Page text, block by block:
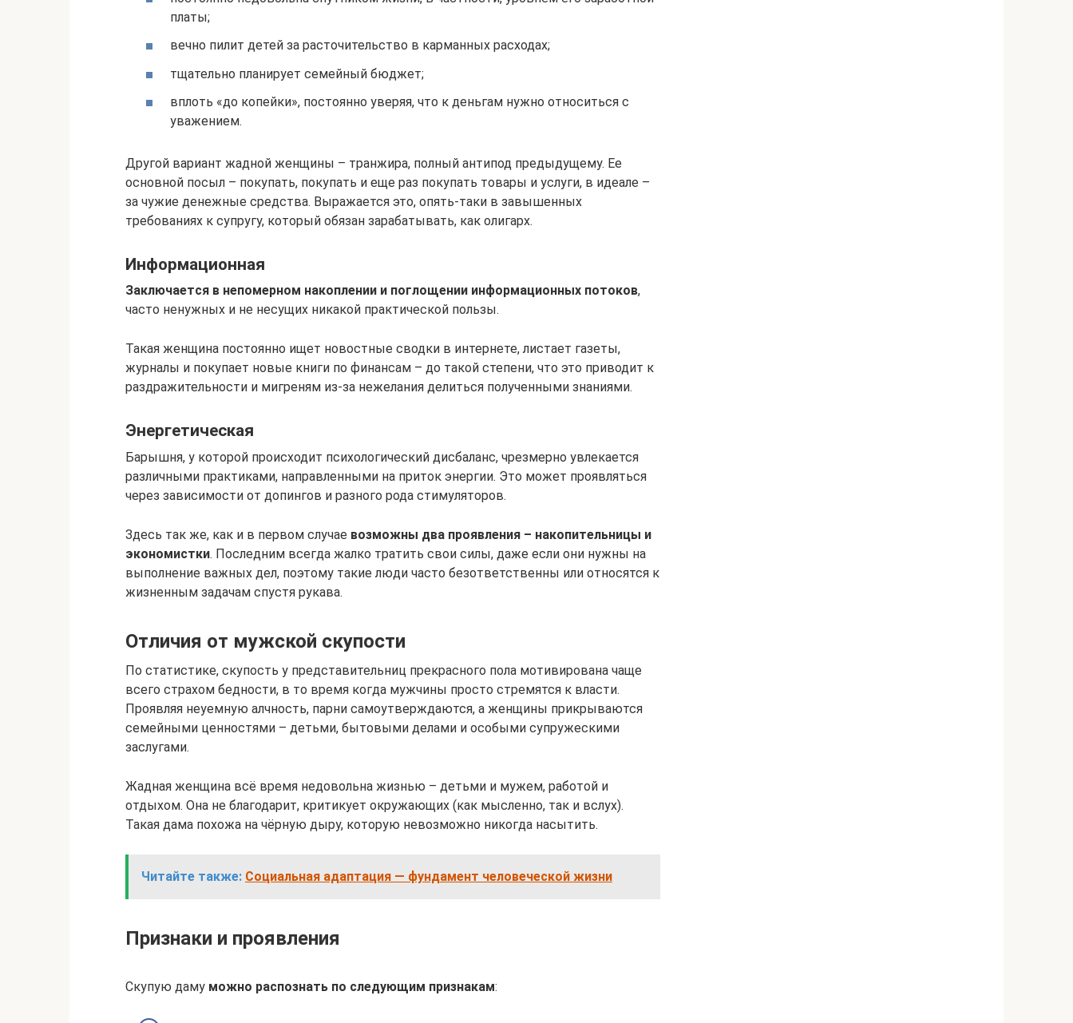
платы;
вечно пилит детей за расточительство в карманных расходах;
тщательно планирует семейный бюджет;
вплоть «до копейки», постоянно уверяя, что к деньгам нужно относиться с
уважением.
Другой вариант жадной женщины – транжира, полный антипод предыдущему. Ее
основной посыл – покупать, покупать и еще раз покупать товары и услуги, в идеале –
за чужие денежные средства. Выражается это, опять-таки в завышенных
требованиях к супругу, который обязан зарабатывать, как олигарх.
Информационная
Заключается в непомерном накоплении и поглощении информационных потоков,
часто ненужных и не несущих никакой практической пользы.
Такая женщина постоянно ищет новостные сводки в интернете, листает газеты,
журналы и покупает новые книги по финансам – до такой степени, что это приводит к
раздражительности и мигреням из-за нежелания делиться полученными знаниями.
Энергетическая
Барышня, у которой происходит психологический дисбаланс, чрезмерно увлекается
различными практиками, направленными на приток энергии. Это может проявляться
через зависимости от допингов и разного рода стимуляторов.
Здесь так же, как и в первом случае возможны два проявления – накопительницы и
экономистки. Последним всегда жалко тратить свои силы, даже если они нужны на
выполнение важных дел, поэтому такие люди часто безответственны или относятся к
жизненным задачам спустя рукава.
Отличия от мужской скупости
По статистике, скупость у представительниц прекрасного пола мотивирована чаще
всего страхом бедности, в то время когда мужчины просто стремятся к власти.
Проявляя неуемную алчность, парни самоутверждаются, а женщины прикрываются
семейными ценностями – детьми, бытовыми делами и особыми супружескими
заслугами.
Жадная женщина всё время недовольна жизнью – детьми и мужем, работой и
отдыхом. Она не благодарит, критикует окружающих (как мысленно, так и вслух).
Такая дама похожа на чёрную дыру, которую невозможно никогда насытить.
Читайте также: Социальная адаптация — фундамент человеческой жизни
Признаки и проявления
Скупую даму можно распознать по следующим признакам: